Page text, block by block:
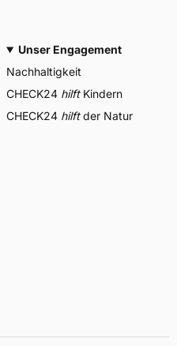
Unser Engagement
Nachhaltigkeit
CHECK24 hilftKindern
CHECK24 hilftder Natur